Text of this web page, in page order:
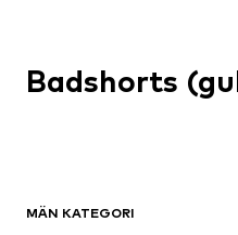
MÄN KATEGORI
Badshorts